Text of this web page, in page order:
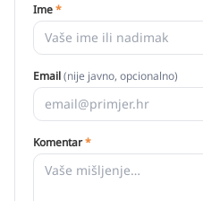
Ime*
Email(nije javno, opcionalno)
Komentar*